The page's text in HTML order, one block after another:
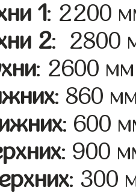
1: 2200
2: 2800
: 2600 мм
: 860
: 600
: 900
: 300